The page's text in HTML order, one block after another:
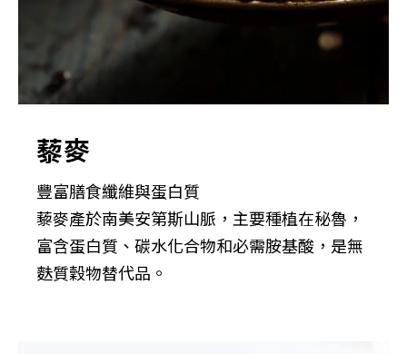
藜麥
豐富膳食纖維與蛋白質
藜麥產於南美安第斯山脈，主要種植在秘魯，
富含蛋白質、碳水化合物和必需胺基酸，是無
麩質穀物替代品。